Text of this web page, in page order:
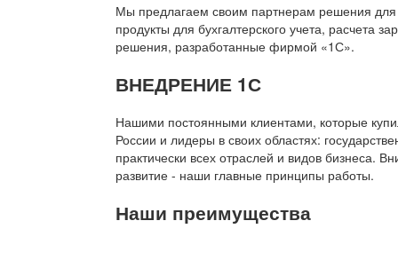
Мы предлагаем своим партнерам решения для
продукты для бухгалтерского учета, расчета
решения, разработанные фирмой «1С».
ВНЕДРЕНИЕ 1С
Нашими постоянными клиентами, которые
России и лидеры в своих областях:
практически всех отраслей и видов бизнеса.
развитие - наши главные принципы работы.
Наши преимущества